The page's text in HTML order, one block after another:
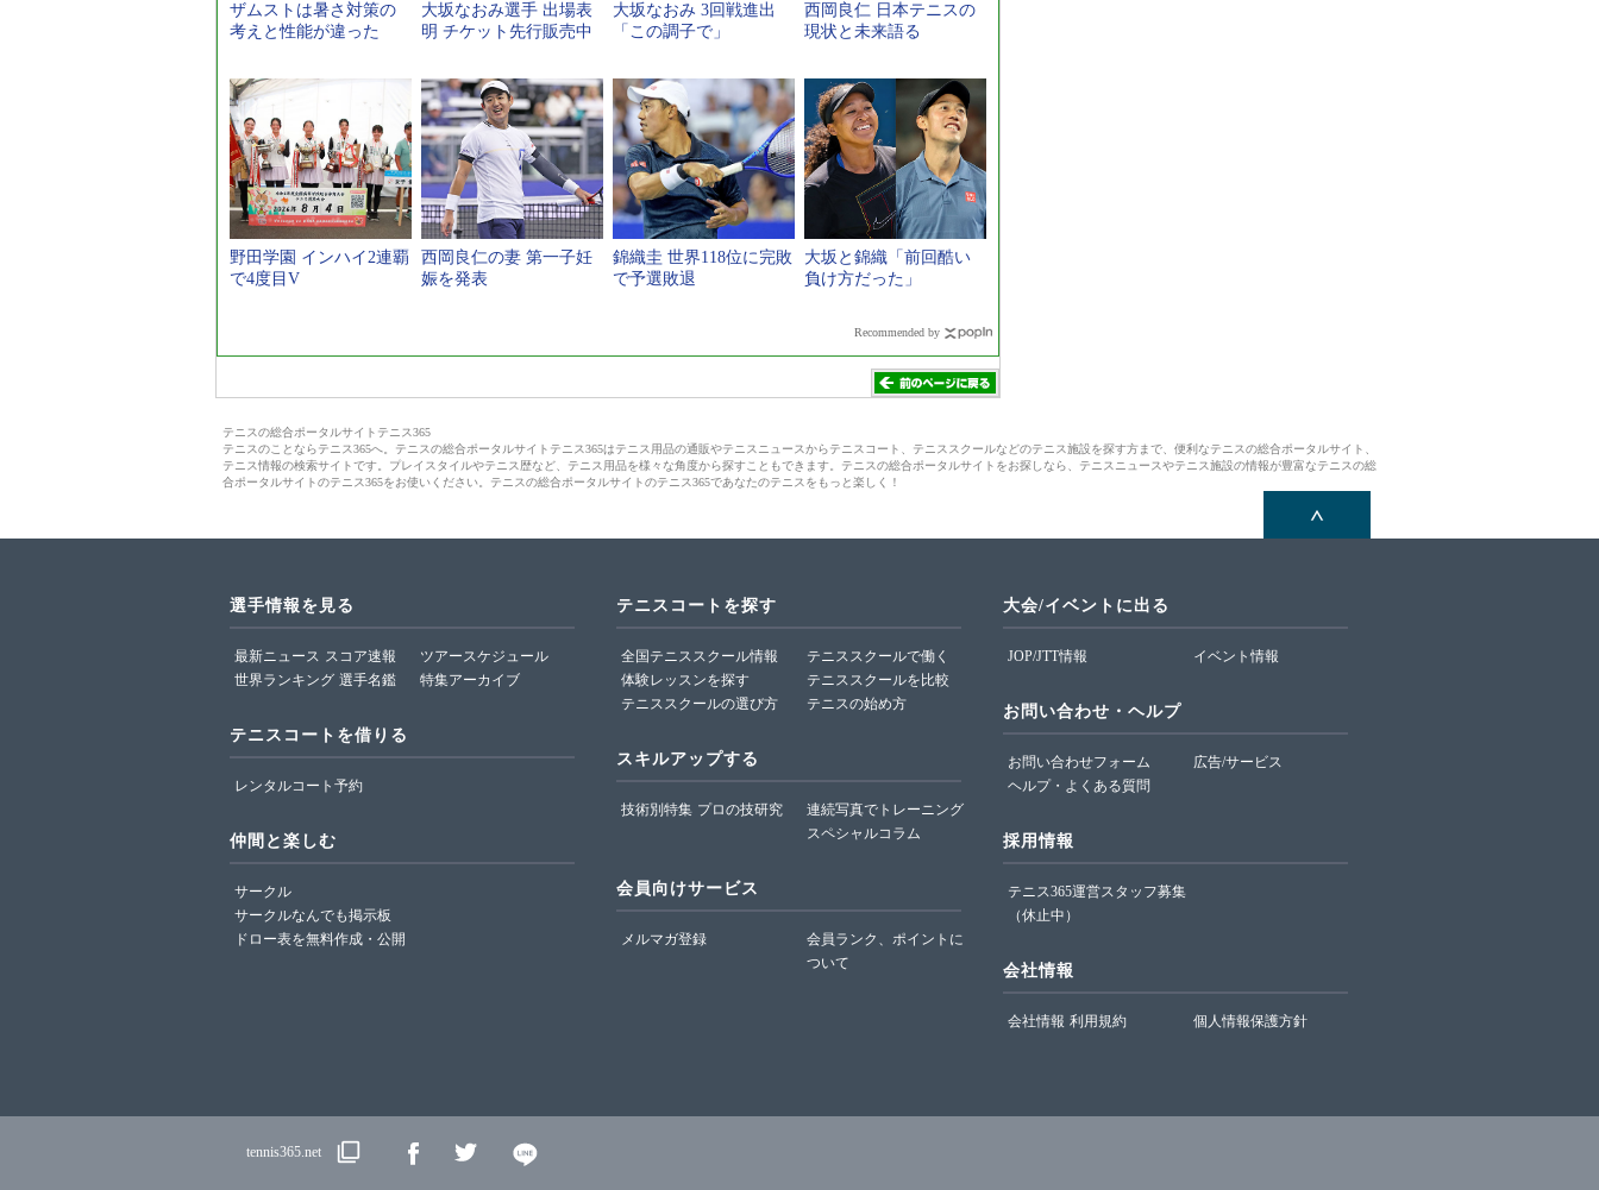
ザムストは暑さ対策の
考えと性能が違った
大坂なおみ選手 出場表
明 チケット先行販売中
大坂なおみ 3回戦進出
「この調子で」
西岡良仁 日本テニスの
現状と未来語る
野田学園 インハイ2連覇
で4度目V
西岡良仁の妻 第一子妊
娠を発表
錦織圭 世界118位に完敗
で予選敗退
大坂と錦織「前回酷い
負け方だった」
Recommended by
テニスの総合ポータルサイトテニス365
テニスのことならテニス365へ。テニスの総合ポータルサイトテニス365はテニス用品の通販やテニスニュースからテニスコート、テニススクールなどのテニス施設を探す方まで、便利なテニスの総合ポータルサイト、
テニス情報の検索サイトです。プレイスタイルやテニス歴など、テニス用品を様々な角度から探すこともできます。テニスの総合ポータルサイトをお探しなら、テニスニュースやテニス施設の情報が豊富なテニスの総
合ポータルサイトのテニス365をお使いください。テニスの総合ポータルサイトのテニス365であなたのテニスをもっと楽しく！
選手情報を見る
最新ニュース スコア速報
世界ランキング 選手名鑑
ツアースケジュール
特集アーカイブ
テニスコートを借りる
レンタルコート予約
仲間と楽しむ
サークル
サークルなんでも掲示板
ドロー表を無料作成・公開
テニスコートを探す
全国テニススクール情報
体験レッスンを探す
テニススクールの選び方
テニススクールで働く
テニススクールを比較
テニスの始め方
スキルアップする
技術別特集 プロの技研究
連続写真でトレーニング
スペシャルコラム
会員向けサービス
メルマガ登録
会員ランク、ポイントに
ついて
大会/イベントに出る
JOP/JTT情報 イベント情報
お問い合わせ・ヘルプ
お問い合わせフォーム
ヘルプ・よくある質問
広告/サービス
採用情報
テニス365運営スタッフ募集
（休止中）
会社情報
会社情報 利用規約 個人情報保護方針
tennis365.net